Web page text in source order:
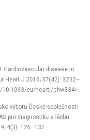
Cardiovascular disease in
Heart J 2016; 37(42): 3232–
10.1093/eurheartj/ehw334>.
výboru České společnosti
pro diagnostiku a léčbu
4(3): 126–137.